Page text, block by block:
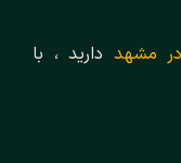
در مشهد دارید ، با